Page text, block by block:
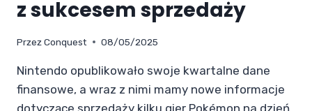
z sukcesem sprzedaży
Przez Conquest 08/05/2025
Nintendo opublikowało swoje kwartalne dane
finansowe, a wraz z nimi mamy nowe informacje
dotyczące sprzedaży kilku gier Pokémon na dzień